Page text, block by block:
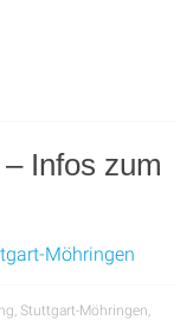
Infos zum
Möhringen
, Stuttgart-Möhringen,